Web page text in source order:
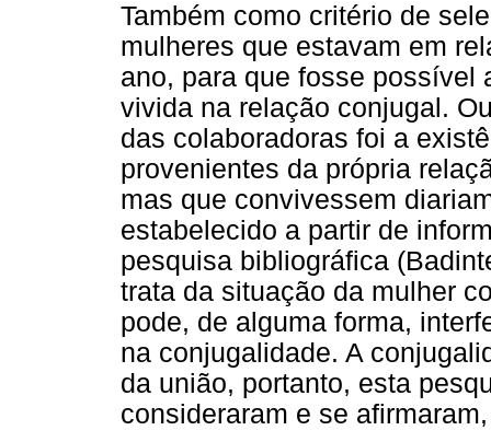
Também como critério de
mulheres que estavam em
ano, para que fosse possível
vivida na relação conjugal.
das colaboradoras foi a
provenientes da própria
mas que convivessem
estabelecido a partir de
pesquisa bibliográfica
trata da situação da mulher
pode, de alguma forma,
na conjugalidade. A
da união, portanto, esta
consideraram e se